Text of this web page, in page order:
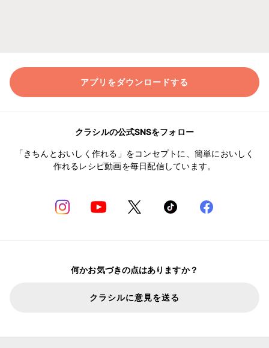
アプリをダウンロードする
クラシルの公式SNSをフォロー
「きちんとおいしく作れる」をコンセプトに、簡単においしく
作れるレシピ動画を毎日配信しています。
何かお気づきの点はありますか？
クラシルに意見を送る